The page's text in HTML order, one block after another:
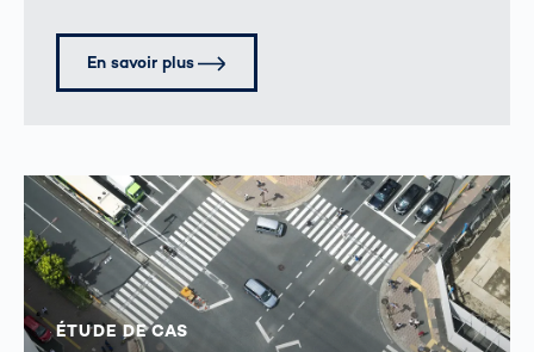
En savoir plus
ÉTUDE DE CAS